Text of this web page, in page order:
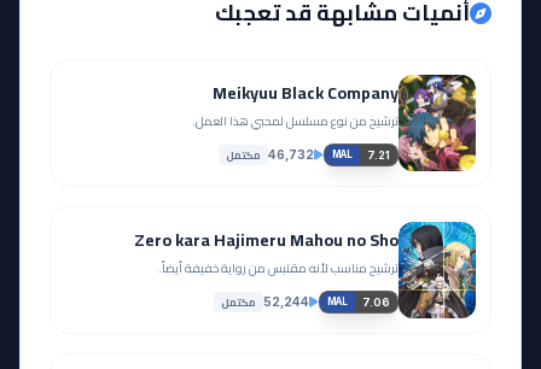
أنميات مشابهة قد تعجبك
Meikyuu Black Company
ترشيح من نوع مسلسل لمحبي هذا العمل.
MAL 7.21
46,732 مكتمل
Zero kara Hajimeru Mahou no Sho
ترشيح مناسب لأنه مقتبس من رواية خفيفة أيضاً.
MAL 7.06
52,244 مكتمل